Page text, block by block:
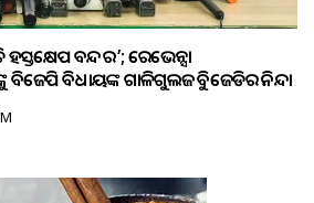
ବନ୍ଦ କର’; ରେଭେନ୍ସା
ବିଜେପି ବିଧାୟକଙ୍କ ଗାଳିଗୁଲଜକୁ ବିଜେଡିର ନିନ୍ଦା